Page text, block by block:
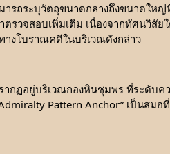
รถระบุวัตถุขนาดกลางถึงขนาดให
วจสอบเพิ่มเติม เนื่องจากทัศนวิสัย
างโบราณคดีในบริเวณดังกล่าว
กฏอยู่บริเวณกองหินชุมพร ที่ระดับ
Pattern Anchor” เป็นสมอ